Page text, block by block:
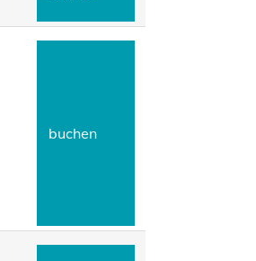
buchen